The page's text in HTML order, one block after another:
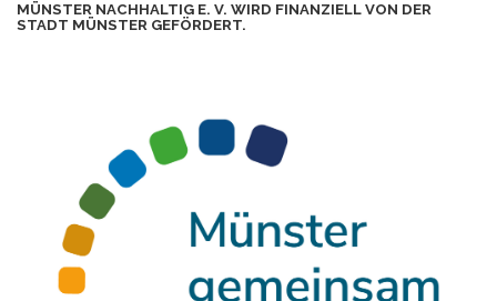
MÜNSTER NACHHALTIG E. V. WIRD FINANZIELL VON DER
STADT MÜNSTER GEFÖRDERT.